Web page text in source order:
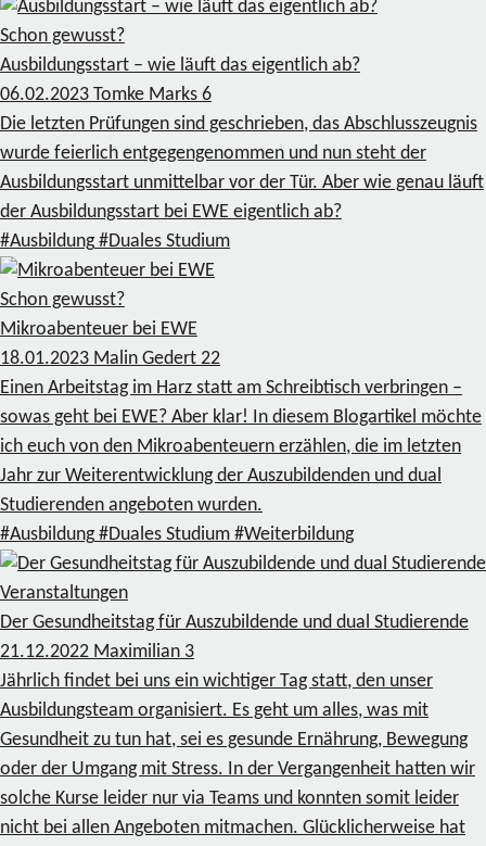
Schon gewusst?
Ausbildungsstart – wie läuft das eigentlich ab?
06.02.2023 Tomke Marks 6
Die letzten Prüfungen sind geschrieben, das Abschlusszeugnis
wurde feierlich entgegengenommen und nun steht der
Ausbildungsstart unmittelbar vor der Tür. Aber wie genau läuft
der Ausbildungsstart bei EWE eigentlich ab?
#Ausbildung #Duales Studium
Schon gewusst?
Mikroabenteuer bei EWE
18.01.2023 Malin Gedert 22
Einen Arbeitstag im Harz statt am Schreibtisch verbringen –
sowas geht bei EWE? Aber klar! In diesem Blogartikel möchte
ich euch von den Mikroabenteuern erzählen, die im letzten
Jahr zur Weiterentwicklung der Auszubildenden und dual
Studierenden angeboten wurden.
#Ausbildung #Duales Studium #Weiterbildung
Veranstaltungen
Der Gesundheitstag für Auszubildende und dual Studierende
21.12.2022 Maximilian 3
Jährlich findet bei uns ein wichtiger Tag statt, den unser
Ausbildungsteam organisiert. Es geht um alles, was mit
Gesundheit zu tun hat, sei es gesunde Ernährung, Bewegung
oder der Umgang mit Stress. In der Vergangenheit hatten wir
solche Kurse leider nur via Teams und konnten somit leider
nicht bei allen Angeboten mitmachen. Glücklicherweise hat